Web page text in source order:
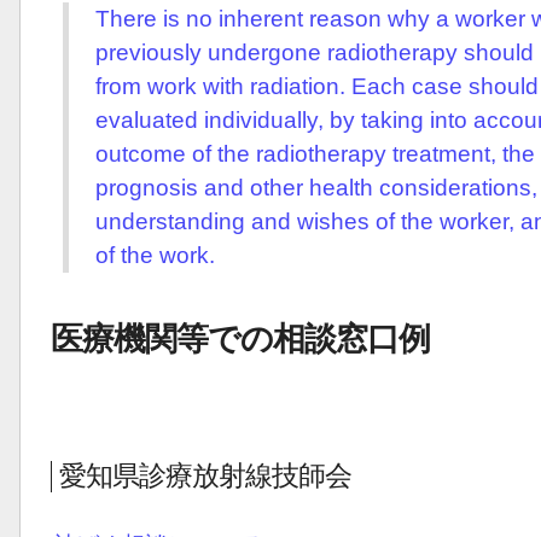
There is no inherent reason why a worker
previously undergone radiotherapy
from work with radiation. Each case
evaluated individually, by taking into
outcome of the radiotherapy treatment,
prognosis and other health
understanding and wishes of the worker,
of the work.
医療機関等での相談窓口例
愛知県診療放射線技師会